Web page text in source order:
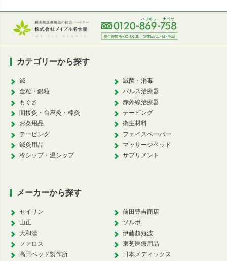
カテゴリーから探す
鍼
金粒・銀粒
もぐさ
間接灸・台座灸・棒灸
お灸用品
テーピング
鍼灸用品
冷シップ・温シップ
滅菌・消毒
パルス治療器
赤外線治療器
テーピング
衛生材料
フェイスペーパー
マッサージベッド
サプリメント
メーカーから探す
セイリン
山正
大和漢
ファロス
高田ベッド製作所
前田豊吉商店
ソルボ
伊藤超短波
東芝医療用品
日本メディックス